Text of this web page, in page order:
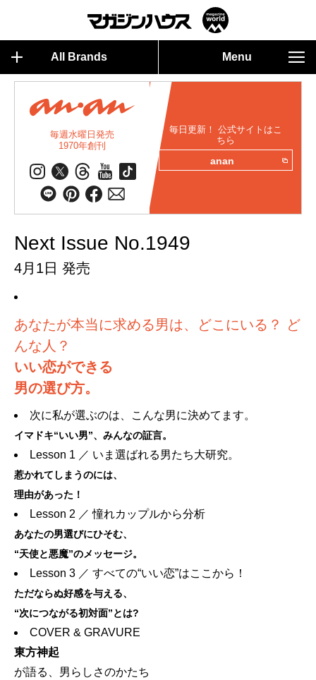
All Brands Menu
毎週水曜日発売
1970年創刊
毎日更新！ 公式サイトはこ
ちら
anan
Next Issue No.1949
4月1日 発売
あなたが本当に求める男は、どこにいる？ ど
んな人？
いい恋ができる
男の選び方。
次に私が選ぶのは、こんな男に決めてます。
イマドキ“いい男”、みんなの証言。
Lesson 1 ／ いま選ばれる男たち大研究。
惹かれてしまうのには、
理由があった！
Lesson 2 ／ 憧れカップルから分析
あなたの男選びにひそむ、
“天使と悪魔”のメッセージ。
Lesson 3 ／ すべての“いい恋”はここから！
ただならぬ好感を与える、
“次につながる初対面”とは?
COVER & GRAVURE
東方神起
が語る、男らしさのかたち